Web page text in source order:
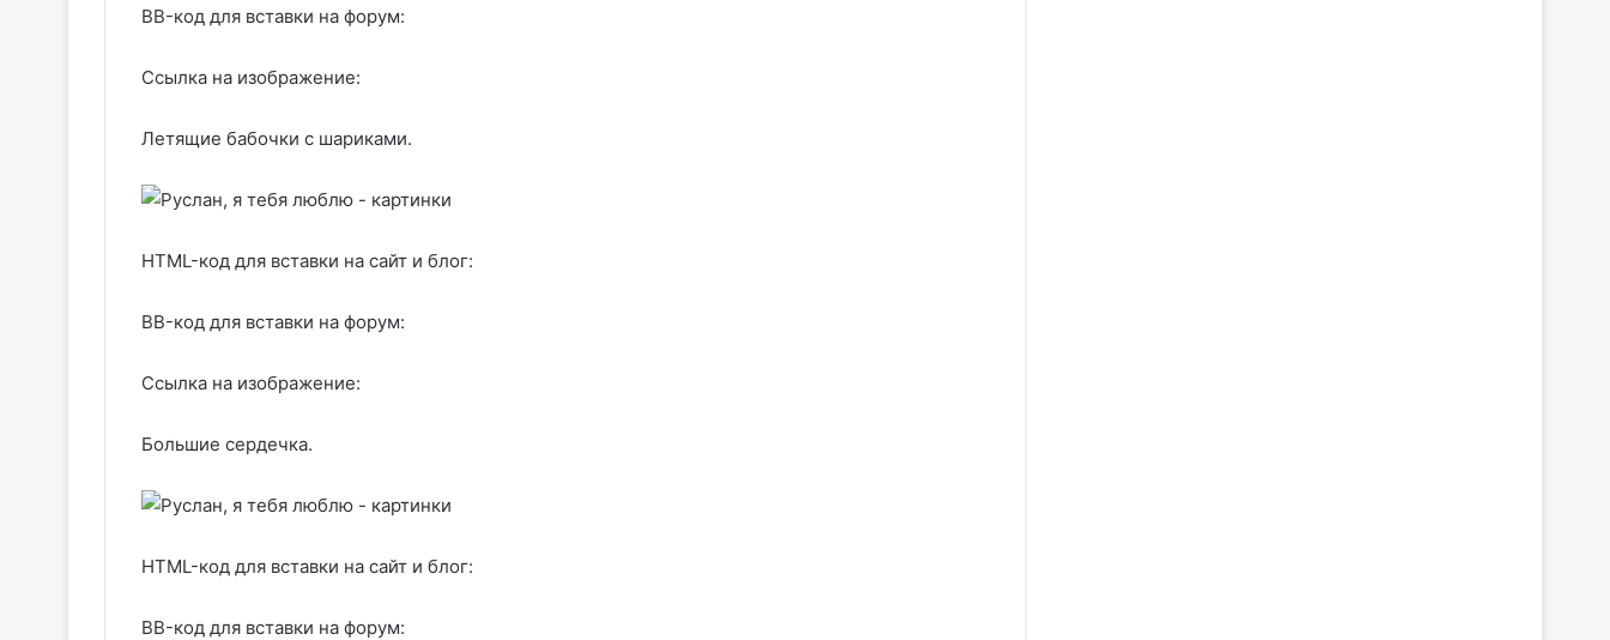
BB-код для вставки на форум:
Ссылка на изображение:
Летящие бабочки с шариками.
HTML-код для вставки на сайт и блог:
BB-код для вставки на форум:
Ссылка на изображение:
Большие сердечка.
HTML-код для вставки на сайт и блог:
BB-код для вставки на форум: